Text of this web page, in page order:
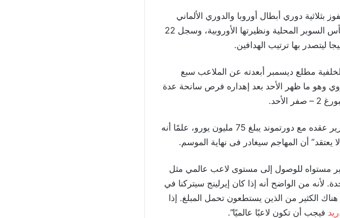
ميونخ للفوز بثلاثية دوري أبطال أوروبا والدوري الألماني
وكأس ألمانيا الموسم الماضي، وألحقهما بالكأس السوبر المحلية ونظيرتها الأوروبية، وسجل 22
مطلع ديسمبر أبعدته عن الملاعب سبع
وهو ما ظهر الأحد بعد إهداره فرص سانحة عدة
وأفادت أنباء أن هالاند لديه شرط جزائي لتحرير عقده مع دورتموند يبلغ 75 مليون يورو، علمًا أنه
مستواه للوصول إلى مستوى لاعب عالمي مثل
لأنه من الواضح أنه إذا كان إيرلينج سيتركنا في
الكثير من الذين يستطعون تحمل المبلغ. إذا
فيجب أن تكون لاعبًا عالميًا”.